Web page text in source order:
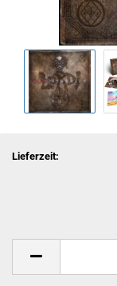
Lieferzeit: